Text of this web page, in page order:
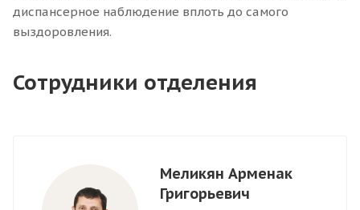
диспансерное наблюдение вплоть до самого
выздоровления.
Сотрудники отделения
Меликян Арменак
Григорьевич